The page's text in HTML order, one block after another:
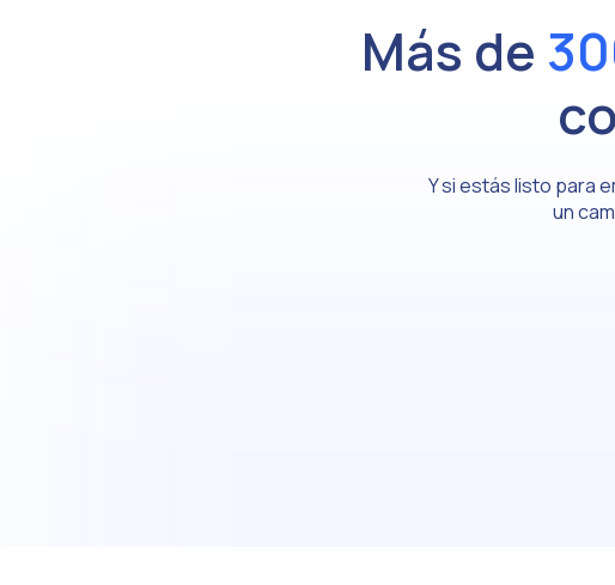
Más de
Y si estás listo para
un